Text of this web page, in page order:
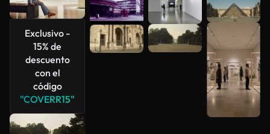
Exclusivo -
15% de
descuento
con el
código
"COVERR15"
Ver más